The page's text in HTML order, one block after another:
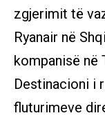
zgjerimit të
Ryanair në
kompanisë në
Destinacioni i
fluturimeve